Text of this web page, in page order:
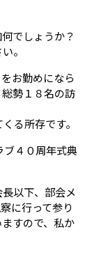
でしょうか？
。
お勤めになら
勢１８名の訪
る所存です。
ブ４０周年式典
以下、部会メ
に行って参り
すので、私か